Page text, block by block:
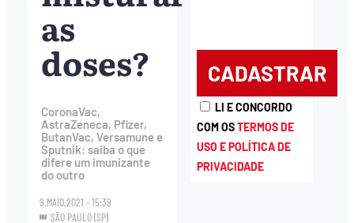
as
doses?
CoronaVac,
AstraZeneca, Pfizer,
ButanVac, Versamune e
Sputnik: saiba o que
difere um imunizante
do outro
9.MAIO.2021 - 15:39
SÃO PAULO (SP)
LI E CONCORDO
COM OSTERMOS DE
USO E POLÍTICA DE
PRIVACIDADE